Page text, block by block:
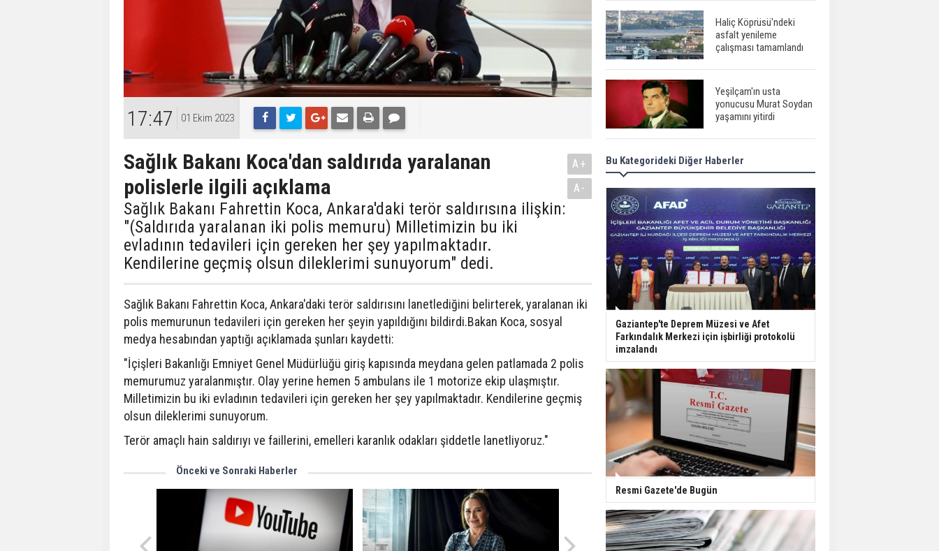
17:47 01 Ekim 2023
Sağlık Bakanı Koca'dan saldırıda yaralanan
polislerle ilgili açıklama
Sağlık Bakanı Fahrettin Koca, Ankara'daki terör saldırısına ilişkin:
"(Saldırıda yaralanan iki polis memuru) Milletimizin bu iki
evladının tedavileri için gereken her şey yapılmaktadır.
Kendilerine geçmiş olsun dileklerimi sunuyorum" dedi.
A+
A-
Sağlık Bakanı Fahrettin Koca, Ankara'daki terör saldırısını lanetlediğini belirterek, yaralanan iki
polis memurunun tedavileri için gereken her şeyin yapıldığını bildirdi.Bakan Koca, sosyal
medya hesabından yaptığı açıklamada şunları kaydetti:
"İçişleri Bakanlığı Emniyet Genel Müdürlüğü giriş kapısında meydana gelen patlamada 2 polis
memurumuz yaralanmıştır. Olay yerine hemen 5 ambulans ile 1 motorize ekip ulaşmıştır.
Milletimizin bu iki evladının tedavileri için gereken her şey yapılmaktadır. Kendilerine geçmiş
olsun dileklerimi sunuyorum.
Terör amaçlı hain saldırıyı ve faillerini, emelleri karanlık odakları şiddetle lanetliyoruz."
Önceki ve Sonraki Haberler
Haliç Köprüsü'ndeki
asfalt yenileme
çalışması tamamlandı
Yeşilçam'ın usta
yonucusu Murat Soydan
yaşamını yitirdi
Meral Akşener ile
Müsavat Dervişoğlu
cenazede görüntülendi
29 Mayıs okullar tatil mi?
Bilim kurgu
gerçekleşiyor...
Dondurulmuş insanları
hayata döndürecek keşif
Ünlü türkücü Mahmut
Tuncer estetik
operasyon geçirdi: Son
hali gündem oldu
Yerli turist 229,7 milyar
lira seyahat harcaması
yaptı
Gazze'deki Sağlık
Bakanlığı duyurdu:
Vahşetin pençesinde 2
salgın vaka tespit edildi
Bu Kategorideki Diğer Haberler
Gaziantep'te Deprem Müzesi ve Afet
Farkındalık Merkezi için işbirliği protokolü
imzalandı
Resmi Gazete'de Bugün